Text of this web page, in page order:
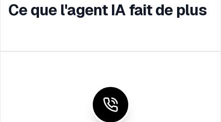
Ce que l'agent IA fait de plus